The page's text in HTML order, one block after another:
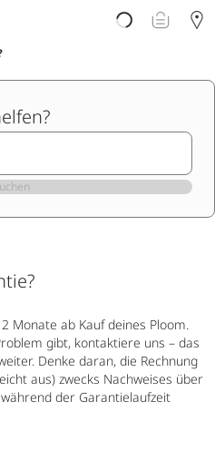
Monate ab Kauf deines Ploom.
gibt, kontaktiere uns – das
Denke daran, die Rechnung
aus) zwecks Nachweises über
der Garantielaufzeit